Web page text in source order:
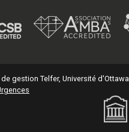
gestion Telfer, Université d'Ottawa